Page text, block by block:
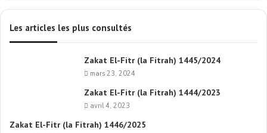
Les articles les plus consultés
Zakat El-Fitr (la Fitrah) 1445/2024
mars 23, 2024
Zakat El-Fitr (la Fitrah) 1444/2023
avril 4, 2023
Zakat El-Fitr (la Fitrah) 1446/2025